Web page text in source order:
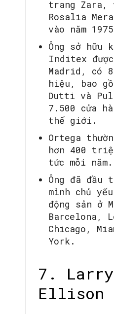
trang Zara,
Rosalia
vào năm
Ông sở hữu
Inditex
Madrid, có
hiệu, bao
Dutti và
7.500 cửa
thế giới.
Ortega
hơn 400
tức mỗi năm.
Ông đã đầu
mình chủ
động sản ở
Barcelona,
Chicago,
York.
7. Larry
Ellison